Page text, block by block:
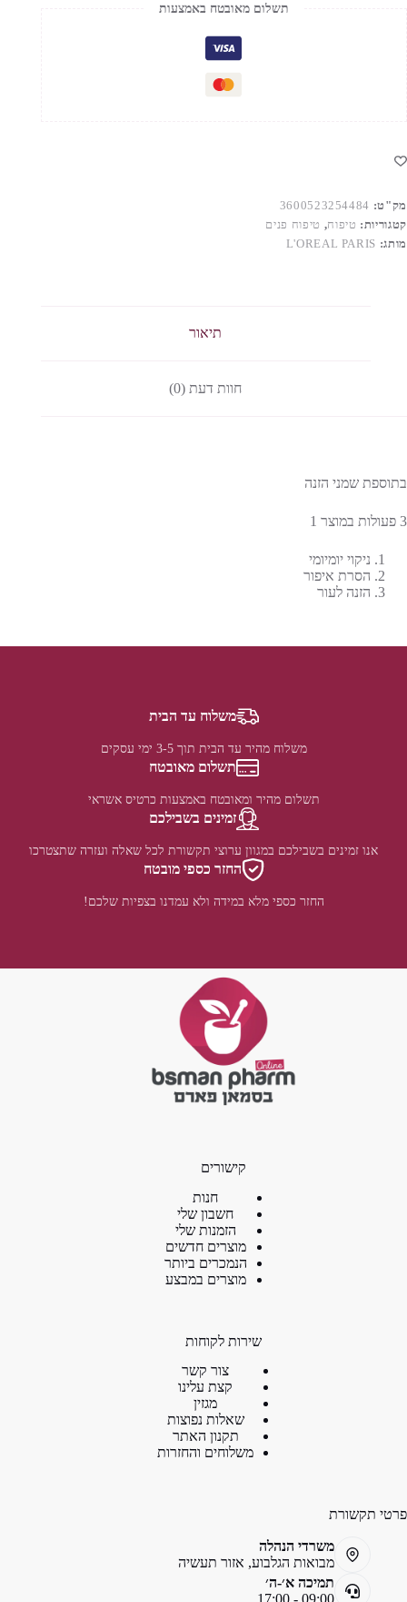
תשלום מאובטח באמצעות
מק"ט: 3600523254484
קטגוריות: טיפוח, טיפוח פנים
מותג: L'OREAL PARIS
תיאור
חוות דעת (0)
בתוספת שמני הזנה
3 פעולות במוצר 1
ניקוי יומיומי
הסרת איפור
הזנה לעור
משלוח עד הבית
משלוח מהיר עד הבית תוך 3-5 ימי עסקים
תשלום מאובטח
תשלום מהיר ומאובטח באמצעות כרטיס אשראי
זמינים בשבילכם
אנו זמינים בשבילכם במגוון ערוצי תקשורת לכל שאלה ועזרה שתצטרכו
החזר כספי מובטח
החזר כספי מלא במידה ולא עמדנו בצפיות שלכם!
קישורים
חנות
חשבון שלי
הזמנות שלי
מוצרים חדשים
הנמכרים ביותר
מוצרים במבצע
שירות לקוחות
צור קשר
קצת עלינו
מגזין
שאלות נפוצות
תקנון האתר
משלוחים והחזרות
פרטי תקשורת
משרדי הנהלה
מבואות הגלבוע, אזור תעשיה
תמיכה א׳-ה׳
09:00 - 17:00